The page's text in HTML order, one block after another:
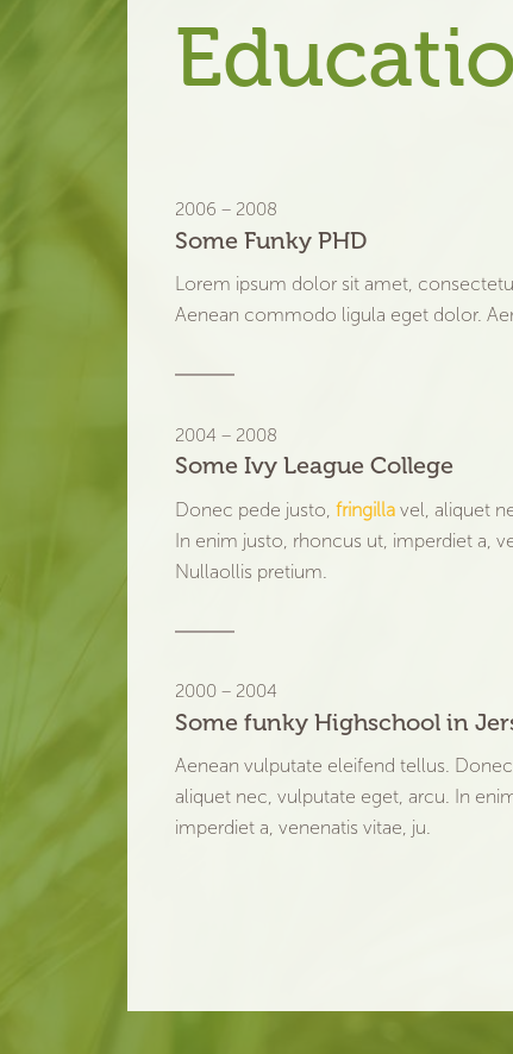
2006 – 2008
Some Funky PHD
Lorem ipsum dolor sit amet,
Aenean commodo ligula eget dolor.
2004 – 2008
Some Ivy League College
Donec pede justo, fringilla vel, aliquet
In enim justo, rhoncus ut, imperdiet a,
Nullaollis pretium.
2000 – 2004
Some funky Highschool in
Aenean vulputate eleifend tellus.
aliquet nec, vulputate eget, arcu. In
imperdiet a, venenatis vitae, ju.